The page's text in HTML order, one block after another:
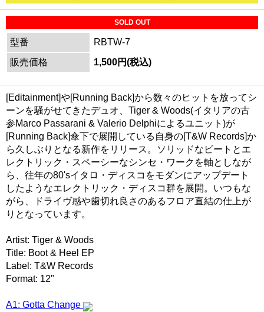
SOLD OUT
型番
RBTW-7
販売価格
1,500円(税込)
[Editainment]や[Running Back]から数々のヒットを放ってシ
ーンを騒がせてきたデュオ、Tiger & Woods(イタリアの古
参Marco Passarani & Valerio Delphiによるユニット)が
[Running Back]傘下で展開している自身の[T&W Records]か
ら久しぶりとなる新作をリリース。ソリッドなビートとエ
レクトリック・スペーシーなシンセ・ワークを軸としなが
ら、往年の80'sイタロ・ディスコをモダンにアップデート
したようなエレクトリック・ディスコ群を展開。いつもな
がら、ドライヴ感や歯切れ良さのあるフロア直結の仕上が
りとなっています。
Artist: Tiger & Woods
Title: Boot & Heel EP
Label: T&W Records
Format: 12"
A1: Gotta Change